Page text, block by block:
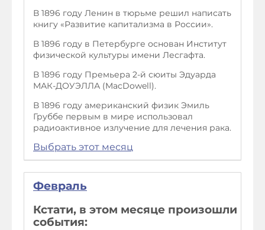
В 1896 году Ленин в тюрьме решил написать
книгу «Развитие капитализма в России».
В 1896 году в Петербурге основан Институт
физической культуры имени Лесгафта.
В 1896 году Премьера 2-й сюиты Эдуарда
МАК-ДОУЭЛЛА (MacDowell).
В 1896 году американский физик Эмиль
Груббе первым в мире использовал
радиоактивное излучение для лечения рака.
Выбрать этот месяц
Февраль
Кстати, в этом месяце произошли
события: